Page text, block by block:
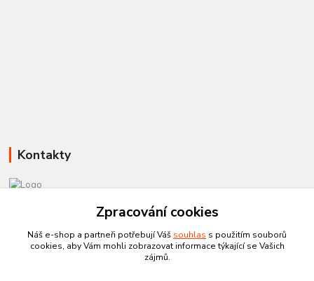
Kontakty
info@czechtherm.cz
Zpracování cookies
Náš e-shop a partneři potřebují Váš souhlas s použitím souborů
cookies, aby Vám mohli zobrazovat informace týkající se Vašich
zájmů.